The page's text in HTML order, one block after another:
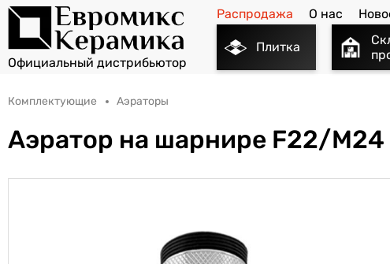
Распродажа О нас
Плитка
Комплектующие Аэраторы
Аэратор на шарнире F22/M24